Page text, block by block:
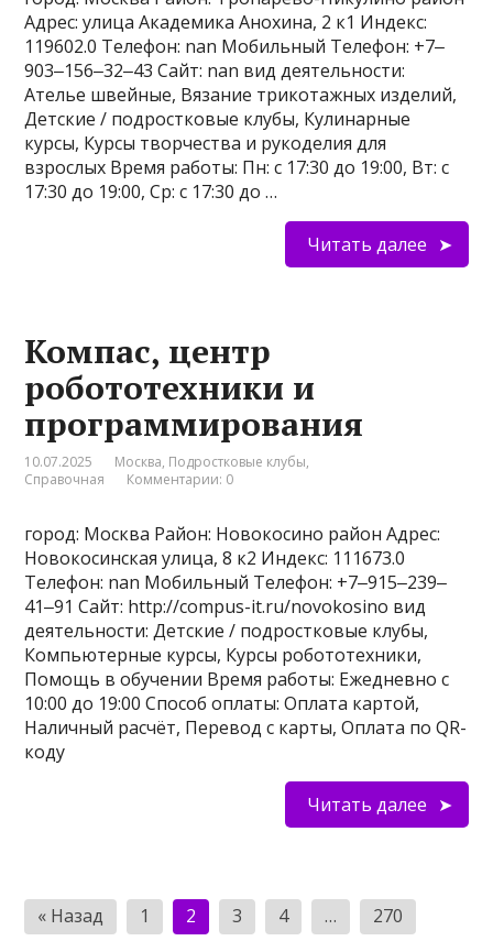
Адрес: улица Академика Анохина, 2 к1 Индекс:
119602.0 Телефон: nan Мобильный Телефон: +7‒
903‒156‒32‒43 Сайт: nan вид деятельности:
Ателье швейные, Вязание трикотажных изделий,
Детские / подростковые клубы, Кулинарные
курсы, Курсы творчества и рукоделия для
взрослых Время работы: Пн: с 17:30 до 19:00, Вт: с
17:30 до 19:00, Ср: с 17:30 до …
Читать далее
Компас, центр
робототехники и
программирования
10.07.2025 Москва, Подростковые клубы,
Справочная
Комментарии: 0
город: Москва Район: Новокосино район Адрес:
Новокосинская улица, 8 к2 Индекс: 111673.0
Телефон: nan Мобильный Телефон: +7‒915‒239‒
41‒91 Сайт: http://compus-it.ru/novokosino вид
деятельности: Детские / подростковые клубы,
Компьютерные курсы, Курсы робототехники,
Помощь в обучении Время работы: Ежедневно с
10:00 до 19:00 Способ оплаты: Оплата картой,
Наличный расчёт, Перевод с карты, Оплата по QR-
коду
Читать далее
Пагинация
« Назад 1 2 3 4 … 270